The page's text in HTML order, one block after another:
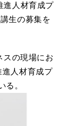
進人材育成プ
生の募集を
スの現場にお
人材育成プ
る。